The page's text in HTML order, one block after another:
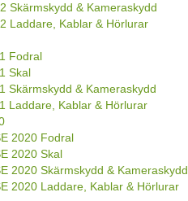
Skärmskydd & Kameraskydd
Laddare, Kablar & Hörlurar
Fodral
Skal
Skärmskydd & Kameraskydd
Laddare, Kablar & Hörlurar
2020 Fodral
2020 Skal
2020 Skärmskydd & Kameraskydd
2020 Laddare, Kablar & Hörlurar